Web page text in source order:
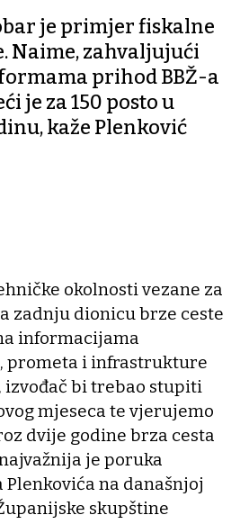
je primjer fiskalne
Naime, zahvaljujući
prihod BBŽ-a
je za 150 posto u
kaže Plenković
okolnosti vezane za
zadnju dionicu brze ceste
informacijama
prometa i infrastrukture
izvođač bi trebao stupiti
mjeseca te vjerujemo
dvije godine brza cesta
je poruka
na današnjoj
skupštine